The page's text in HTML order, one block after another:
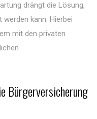
drängt die Lösung,
kann. Hierbei
mit den privaten
Bürgerversicherung